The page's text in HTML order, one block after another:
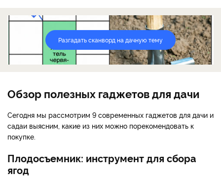
Разгадать сканворд на дачную тему
Обзор полезных гаджетов для дачи
Сегодня мы рассмотрим 9 современных гаджетов для дачи и
садаи выясним, какие из них можно порекомендовать к
покупке.
Плодосъемник: инструмент для сбора
ягод